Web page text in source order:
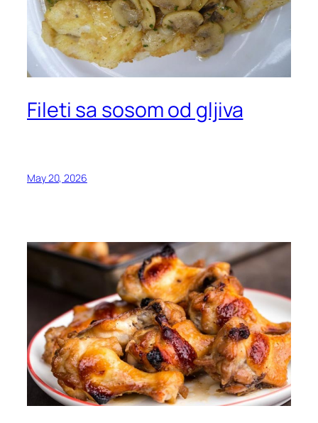
Fileti sa sosom od gljiva
May 20, 2026